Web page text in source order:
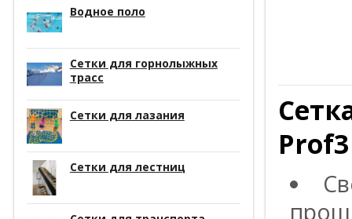
Водное поло
Сетки для горнолыжных
трасс
Сетки для лазания
Сетки для лестниц
Prof3